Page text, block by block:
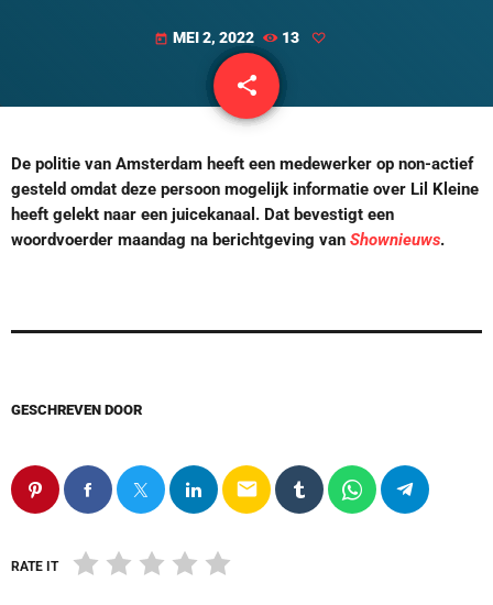
today MEI 2, 2022 13
share
email
De politie van Amsterdam heeft een medewerker op non-actief
gesteld omdat deze persoon mogelijk informatie over Lil Kleine
heeft gelekt naar een juicekanaal. Dat bevestigt een
woordvoerder maandag na berichtgeving van Shownieuws.
GESCHREVEN DOOR
email
RATE IT